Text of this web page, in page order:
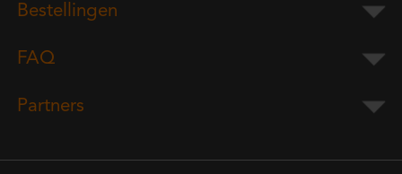
Bestellingen
FAQ
Partners